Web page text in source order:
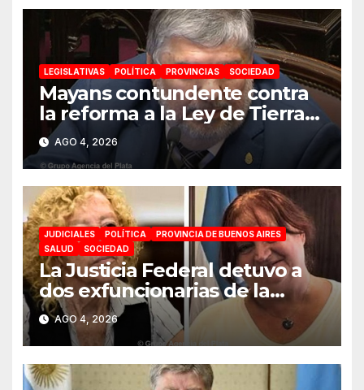
LEGISLATIVAS POLÍTICA PROVINCIAS SOCIEDAD
Mayans contundente contra
la reforma a la Ley de Tierras:
«Esta ley vende el país»
AGO 4, 2026
JUDICIALES POLÍTICA
PROVINCIA DE BUENOS AIRES
SALUD
SOCIEDAD
La Justicia Federal detuvo a
dos exfuncionarias de la
ANMAT y el INAME por la
causa del fentanilo
contaminado
AGO 4, 2026